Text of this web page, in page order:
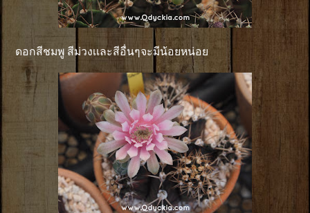
ดอกสีชมพู สีม่วงเเละสีอื่นๆจะมีน้อยหน่อย